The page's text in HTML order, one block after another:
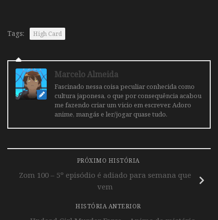
Tags: High Card
Marcelo Almeida
Fascinado nessa coisa peculiar conhecida como
cultura japonesa, o que por consequência acabou
me fazendo criar um vicio em escrever. Adoro
anime, mangás e ler/jogar quase tudo.
PRÓXIMO HISTÓRIA
Zom 100 – 5º episódio é adiado para semana que
vem
HISTÓRIA ANTERIOR